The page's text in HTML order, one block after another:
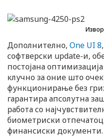
Дополнително, One UI 8
софтверски update-и,
постојана
клучно за оние што
функционирање без
гарантира апсолутна
работа со
биометриски
финансиски документи.